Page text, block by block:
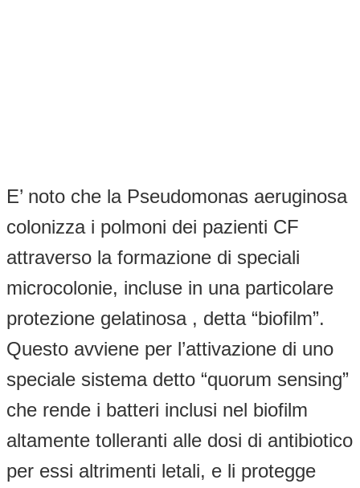
E’ noto che la Pseudomonas aeruginosa
colonizza i polmoni dei pazienti CF
attraverso la formazione di speciali
microcolonie, incluse in una particolare
protezione gelatinosa , detta “biofilm”.
Questo avviene per l’attivazione di uno
speciale sistema detto “quorum sensing”
che rende i batteri inclusi nel biofilm
altamente tolleranti alle dosi di antibiotico
per essi altrimenti letali, e li protegge